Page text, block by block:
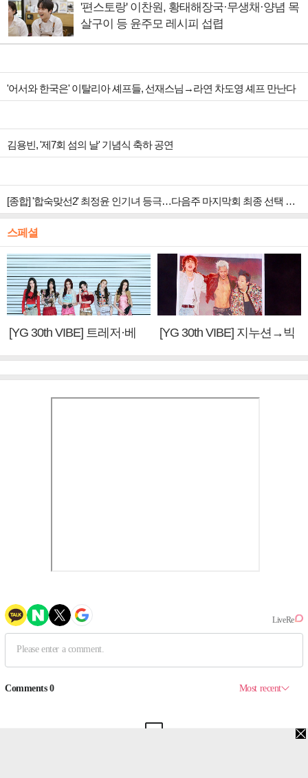
'편스토랑' 이찬원, 황태해장국·무생채·양념 목
살구이 등 윤주모 레시피 섭렵
'어서와 한국은' 이탈리아 셰프들, 선재스님→라연 차도영 셰프 만난다
김용빈, '제7회 섬의 날' 기념식 축하 공연
[종합] '합숙맞선2' 최정윤 인기녀 등극…다음주 마지막회 최종 선택 예고
스페셜
[YG 30th VIBE] 트레저·베
[YG 30th VIBE] 지누션→빅